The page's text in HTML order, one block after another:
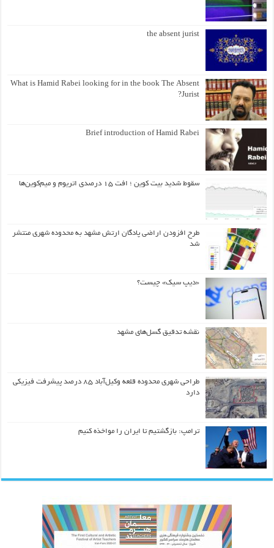
the absent jurist
What is Hamid Rabei looking for in the book The Absent
Jurist?
Brief introduction of Hamid Rabei
سقوط شدید بیت کوین ؛ افت ۱۵ درصدی اتریوم و میم‌کوین‌ها
طرح افزودن اراضی پادگان ارتش مشهد به محدوده شهری منتشر
شد
«دیپ سیک» چیست؟
نقشه تدقیق گسل‌های مشهد
طراحی شهری محدوده قلعه وکیل‌آباد ۸۵ درصد پیشرفت فیزیکی
دارد
ترامپ: بازگشتیم تا ایران را مواخذه کنیم